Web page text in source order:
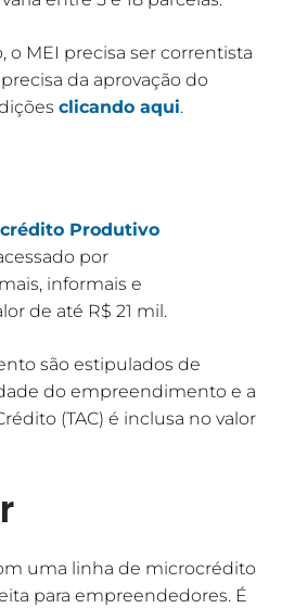
o MEI precisa ser correntista
da aprovação do
clicando aqui.
Produtivo
por
informais e
de até R$ 21 mil.
são estipulados de
do empreendimento e a
(TAC) é inclusa no valor
uma linha de microcrédito
para empreendedores. É